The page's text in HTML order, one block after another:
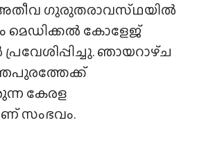
ഗുരുതരാവസ്‌ഥയിൽ
മെഡിക്കൽ കോളേജ്
ഞായറാഴ്‌ച
കേരള
സംഭവം.